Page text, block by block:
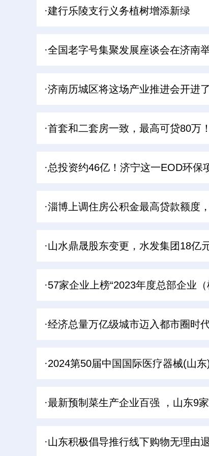
·建行乐陵支行义务植树增添新绿
·全国老字号集聚发展座谈会在济南
·济南历城区将这场产业推进会开进
·首套和二套房一致，最高可贷80万
·总投资约46亿！济宁这一EOD环
·淄博上调住房公积金最高贷款额度
·山水鼎晟股东变更，水发集团18亿
·57家企业上榜“2023年度总部企业
·经济总量万亿级城市迈入都市圈时代
·2024第50届中国国际医疗器械(山
·最新预制菜生产企业百强 ，山东9家
·山东积极倡导推行线下购物无理由